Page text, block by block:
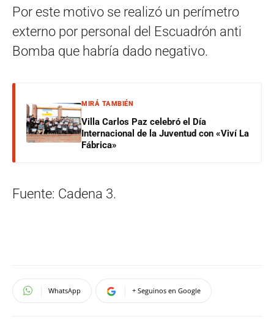
Por este motivo se realizó un perímetro
externo por personal del Escuadrón anti
Bomba que habría dado negativo.
MIRÁ TAMBIÉN
Villa Carlos Paz celebró el Día
Internacional de la Juventud con «Viví La
Fábrica»
Fuente: Cadena 3.
WhatsApp + Seguinos en Google